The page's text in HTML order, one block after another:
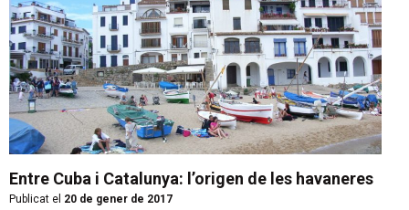
Entre Cuba i Catalunya: l’origen de les havaneres
Publicat el 20 de gener de 2017